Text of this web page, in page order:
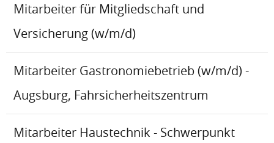
Mitarbeiter für Mitgliedschaft und
Versicherung (w/m/d)
Mitarbeiter Gastronomiebetrieb (w/m/d) -
Augsburg, Fahrsicherheitszentrum
Mitarbeiter Haustechnik - Schwerpunkt